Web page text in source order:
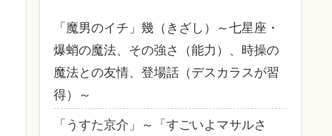
「魔男のイチ」幾（きざし）～七星座・
爆蛸の魔法、その強さ（能力）、時操の
魔法との友情、登場話（デスカラスが習
得）～
「うすた京介」～「すごいよマサルさ